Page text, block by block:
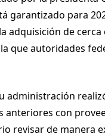
garantizado para
adquisición de
que autoridades
administración
anteriores con
revisar de manera